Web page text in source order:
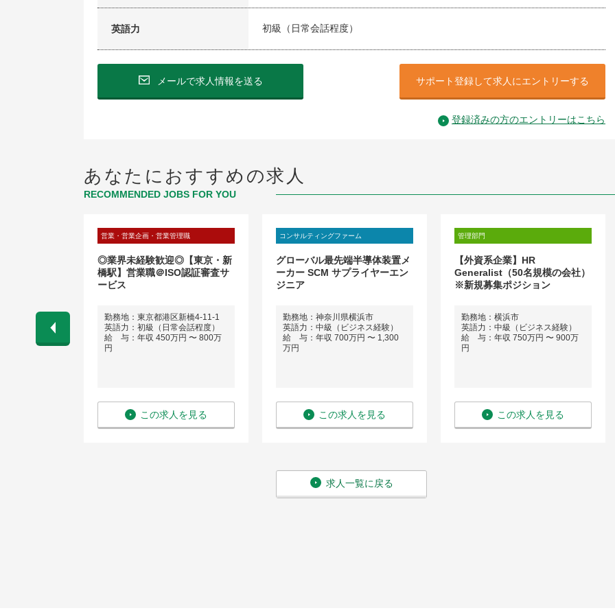
英語力 初級（日常会話程度）
メールで求人情報を送る サポート登録して求人にエントリーする
登録済みの方のエントリーはこちら
あなたにおすすめの求人
RECOMMENDED JOBS FOR YOU
営業・営業企画・営業管理職
◎業界未経験歓迎◎【東京・新
橋駅】営業職＠ISO認証審査サ
ービス
勤務地：東京都港区新橋4-11-1
英語力：初級（日常会話程度）
給 与：年収 450万円 〜 800万
円
この求人を見る
コンサルティングファーム
グローバル最先端半導体装置メ
ーカー SCM サプライヤーエン
ジニア
勤務地：神奈川県横浜市
英語力：中級（ビジネス経験）
給 与：年収 700万円 〜 1,300
万円
この求人を見る
管理部門
【外資系企業】HR
Generalist（50名規模の会社）
※新規募集ポジション
勤務地：横浜市
英語力：中級（ビジネス経験）
給 与：年収 750万円 〜 900万
円
この求人を見る
求人一覧に戻る